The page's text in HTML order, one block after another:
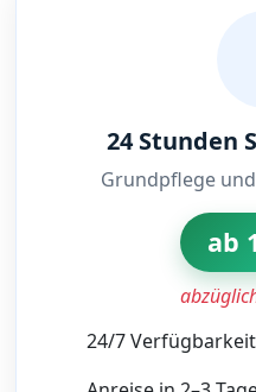
24 Stunden
Grundpflege
ab
24/7 Verfügbarkeit